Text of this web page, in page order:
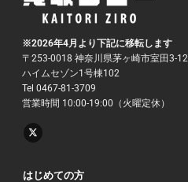
※2026年4月より下記に移転します
〒253-0018 神奈川県茅ヶ崎市室田3-
ハイムセゾン1号棟102
Tel 0467-81-3709
営業時間 10:00-19:00（火曜定休）
はじめての方